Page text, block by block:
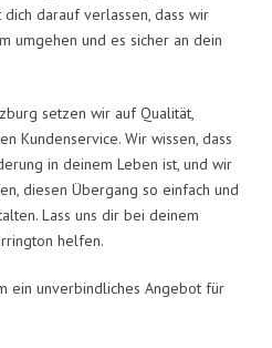
darauf verlassen, dass wir
umgehen und es sicher an dein
setzen wir auf Qualität,
Kundenservice. Wir wissen, dass
in deinem Leben ist, und wir
diesen Übergang so einfach und
Lass uns dir bei deinem
helfen.
ein unverbindliches Angebot für